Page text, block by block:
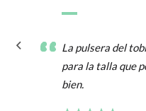
La pulsera del
para la talla que
bien.